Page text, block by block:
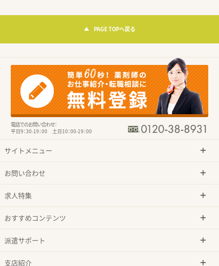
PAGE TOPへ戻る
電話でのお問い合わせ：
平日9：30-19：00 土日10：00-19：00
サイトメニュー
お問い合わせ
求人特集
おすすめコンテンツ
派遣サポート
支店紹介